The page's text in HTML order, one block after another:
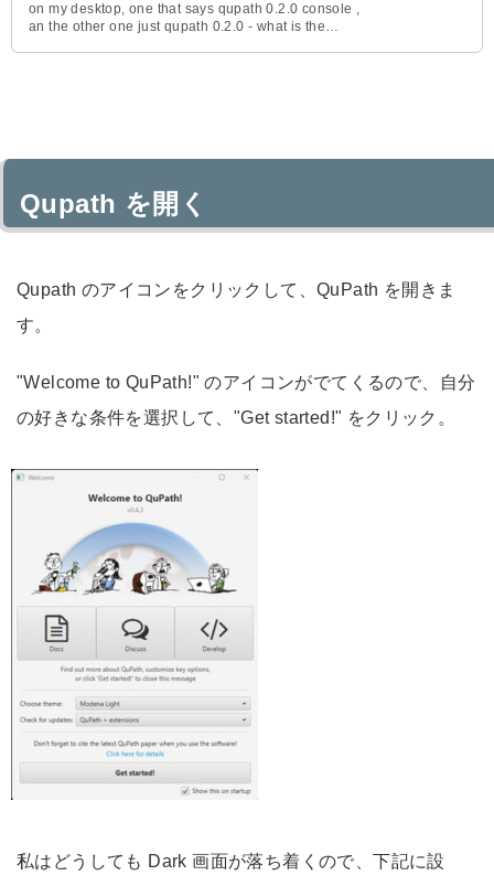
on my desktop, one that says qupath 0.2.0 console ,
an the other one just qupath 0.2.0 - what is the
Qupath を開く
Qupath のアイコンをクリックして、QuPath を開きま
す。
"Welcome to QuPath!" のアイコンがでてくるので、自分
の好きな条件を選択して、"Get started!" をクリック。
私はどうしても Dark 画面が落ち着くので、下記に設